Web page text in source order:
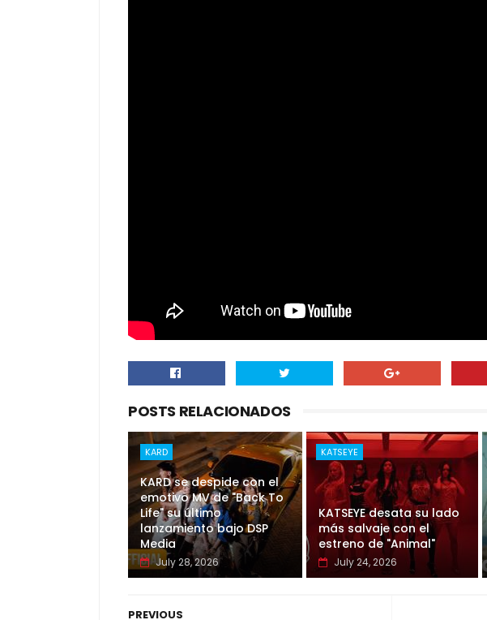
POSTS RELACIONADOS
KARD
KARD se despide con el
emotivo MV de "Back To
Life" su último
lanzamiento bajo DSP
Media
July 28, 2026
KATSEYE
KATSEYE desata su lado
más salvaje con el
estreno de "Animal"
July 24, 2026
PREVIOUS